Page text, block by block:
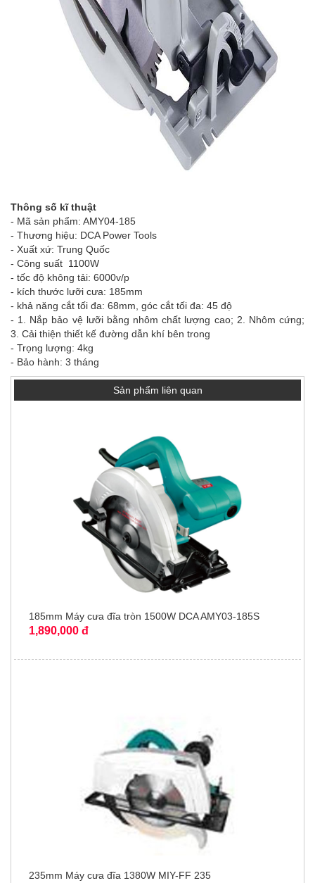
Thông số kĩ thuật
- Mã sản phẩm: AMY04-185
- Thương hiệu: DCA Power Tools
- Xuất xứ: Trung Quốc
- Công suất 1100W
- tốc độ không tải: 6000v/p
- kích thước lưỡi cưa: 185mm
- khả năng cắt tối đa: 68mm, góc cắt tối đa: 45 độ
- 1. Nắp bảo vệ lưỡi bằng nhôm chất lượng cao; 2. Nhôm cứng;
3. Cải thiện thiết kế đường dẫn khí bên trong
- Trọng lượng: 4kg
- Bảo hành: 3 tháng
Sản phẩm liên quan
185mm Máy cưa đĩa tròn 1500W DCA AMY03-185S
1,890,000 đ
235mm Máy cưa đĩa 1380W MIY-FF 235